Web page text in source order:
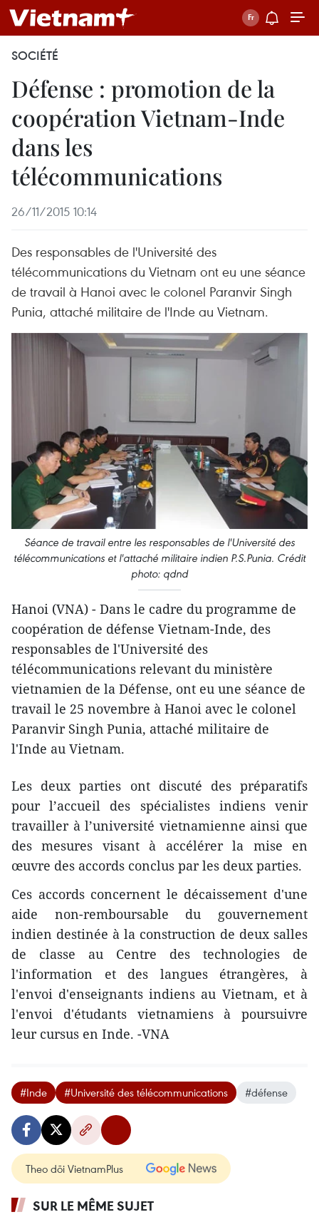
SOCIÉTÉ
Défense : promotion de la
coopération Vietnam-Inde
dans les
télécommunications
26/11/2015 10:14
Des responsables de l'Université des
télécommunications du Vietnam ont eu une séance
de travail à Hanoi avec le colonel Paranvir Singh
Punia, attaché militaire de l'Inde au Vietnam.
Séance de travail entre les responsables de ​l'Université des
télécommunications et l'attaché militaire indien P.S.Punia. Crédit
photo: qdnd
Hanoi (VNA) - Dans le cadre du programme de
coopération de défense Vietnam-Inde, des
responsables de l'Université ​​des
télécommunications relevant du ministère
vietnamien de la Défense, ont eu une séance de
travail le 25 novembre à Hanoi avec le colonel
Paranvir Singh Punia, attaché militaire de
l'Inde au Vietnam.
Les deux parties ont discuté des préparatifs
pour l’accueil des spécialistes indiens venir
travailler à l’université vietnamienne ainsi que
des mesures visant à accélérer la mise en
œuvre des accords conclus par les deux parties.
Ces accords concernent le décaissement d'une
aide non-remboursable du gouvernement
indien destinée à la construction de deux salles
de classe au Centre des technologies de
l'information et des langues étrangères, à
l'envoi d'enseignants indiens au Vietnam, et à
l'envoi d'étudants vietnamiens à poursuivre
leur cursus en Inde. -VNA
#Inde #Université des télécommunications #défense
Theo dõi VietnamPlus
SUR LE MÊME SUJET